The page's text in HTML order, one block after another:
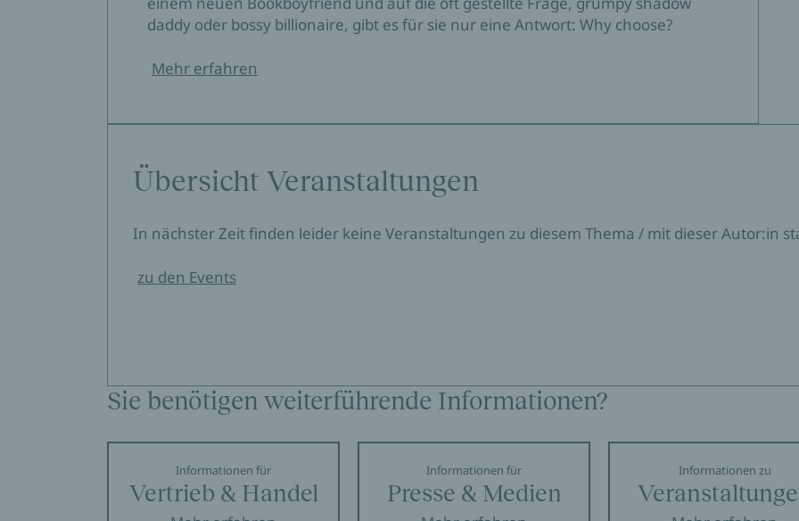
daddy oder bossy billionaire, gibt es für sie nur eine Antwort: Why choose?
Mehr erfahren
Übersicht Veranstaltungen
In nächster Zeit finden leider keine Veranstaltungen zu diesem Thema / mit dieser Autor:in
zu den Events
Sie benötigen weiterführende Informationen?
Informationen für
Vertrieb & Handel
Informationen für
Presse & Medien
Informationen zu